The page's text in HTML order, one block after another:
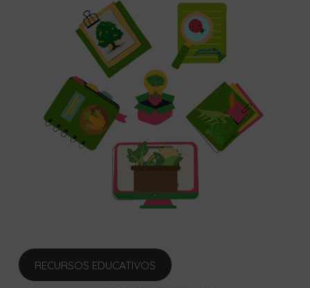
RECURSOS EDUCATIVOS